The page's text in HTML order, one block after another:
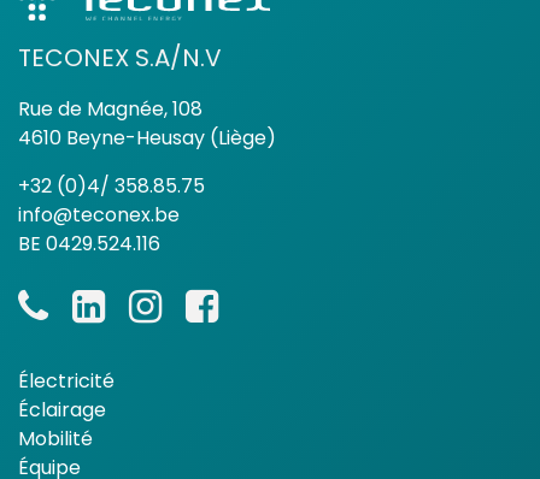
TECONEX S.A/N.V
Rue de Magnée, 108
4610 Beyne-Heusay (Liège)
+32 (0)4/ 358.85.75
info@teconex.be
BE 0429.524.116
Électricité
Éclairage
Mobilité
Équipe